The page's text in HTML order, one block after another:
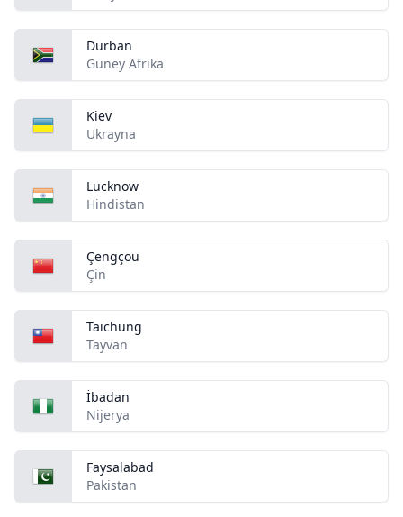
Durban
Güney Afrika
Kiev
Ukrayna
Lucknow
Hindistan
Çengçou
Çin
Taichung
Tayvan
İbadan
Nijerya
Faysalabad
Pakistan